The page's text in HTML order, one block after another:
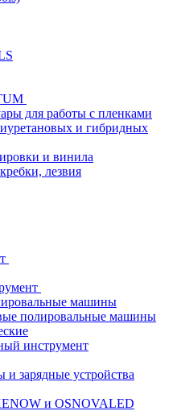
для работы с пленками
и гибридных
и винила
лезвия
машины
полировальные машины
инструмент
и зарядные устройства
и OSNOVALED